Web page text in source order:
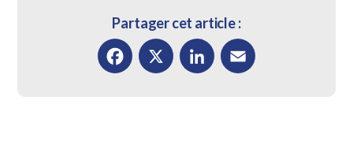
Partager cet article :